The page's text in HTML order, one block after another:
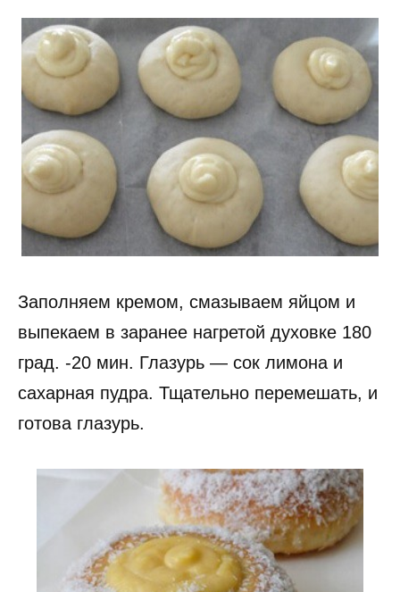
Заполняем кремом, смазываем яйцом и
выпекаем в заранее нагретой духовке 180
град. -20 мин. Глазурь — сок лимона и
сахарная пудра. Тщательно перемешать, и
готова глазурь.